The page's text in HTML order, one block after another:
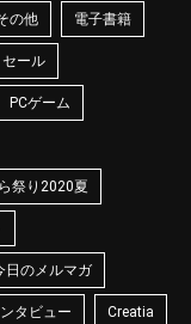
の他 電子書籍
ール
PCゲーム
祭り2020夏
日のメルマガ
タビュー Creatia